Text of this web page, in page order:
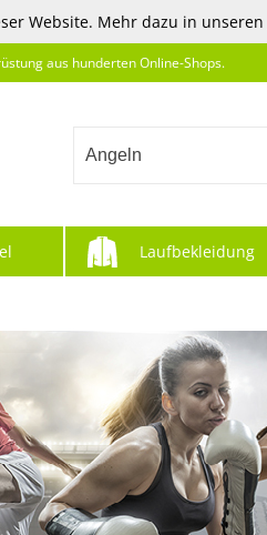
Website. Mehr dazu in unseren
aus hunderten Online-Shops.
Angeln
Laufbekleidung